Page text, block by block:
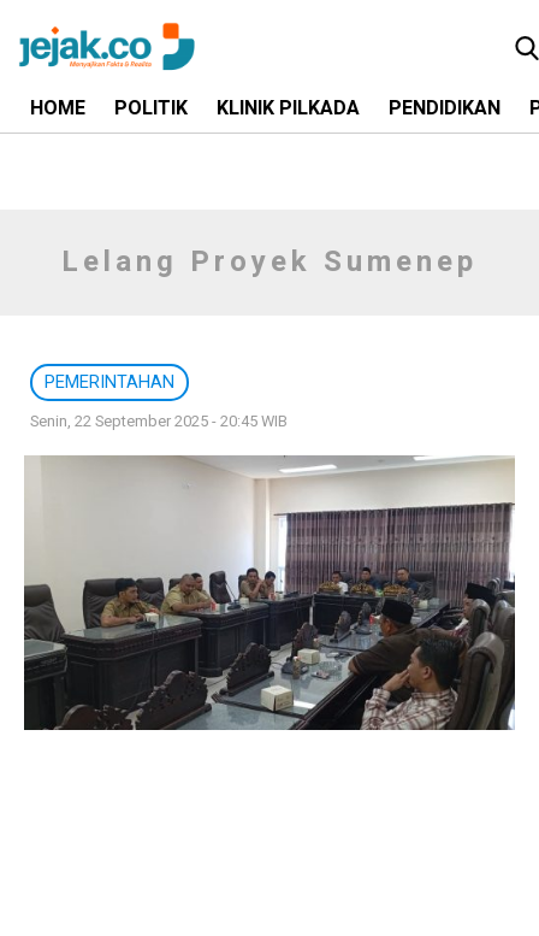
HOME POLITIK KLINIK PILKADA PENDIDIKAN
Lelang Proyek Sumenep
PEMERINTAHAN
Senin, 22 September 2025 - 20:45 WIB